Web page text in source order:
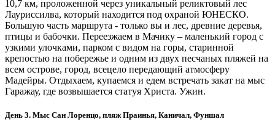
10,7 км, проложенной через уникальный реликтовый лес
Лауриссилва, который находится под охраной ЮНЕСКО.
Большую часть маршрута - только вы и лес, древние деревья,
птицы и бабочки. Переезжаем в Мачику – маленький город с
узкими улочками, парком с видом на горы, старинной
крепостью на побережье и одним из двух песчаных пляжей на
всем острове, город, всецело передающий атмосферу
Мадейры. Отдыхаем, купаемся и едем встречать закат на мыс
Гаражау, где возвышается статуя Христа. Ужин.
День 3. Мыс Сан Лоренцо, пляж Праинья, Каничал, Фуншал